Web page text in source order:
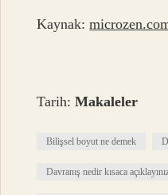
Kaynak:
Tarih:Makaleler
Bilişsel boyut ne demek
Davranış nedir kısaca